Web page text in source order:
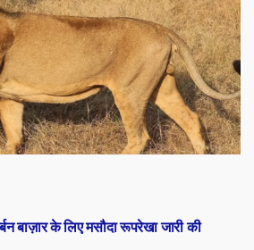
बाज़ार के लिए मसौदा रूपरेखा जारी की